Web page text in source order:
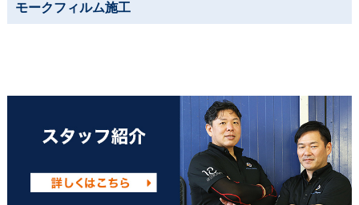
モークフィルム施工